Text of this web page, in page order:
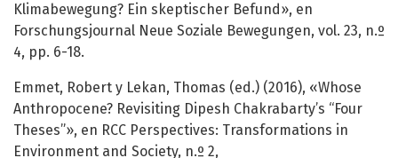
Klimabewegung? Ein skeptischer Befund», en
Forschungsjournal Neue Soziale Bewegungen, vol. 23, n.º
4, pp. 6-18.
Emmet, Robert y Lekan, Thomas (ed.) (2016), «Whose
Anthropocene? Revisiting Dipesh Chakrabarty’s “Four
Theses”», en RCC Perspectives: Transformations in
Environment and Society, n.º 2,